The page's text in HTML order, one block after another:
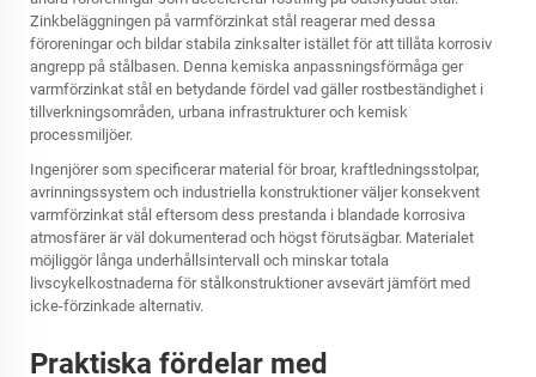
Zinkbeläggningen på varmförzinkat stål reagerar med dessa
föroreningar och bildar stabila zinksalter istället för att tillåta korrosiv
angrepp på stålbasen. Denna kemiska anpassningsförmåga ger
varmförzinkat stål en betydande fördel vad gäller rostbeständighet i
tillverkningsområden, urbana infrastrukturer och kemisk
processmiljöer.
Ingenjörer som specificerar material för broar, kraftledningsstolpar,
avrinningssystem och industriella konstruktioner väljer konsekvent
varmförzinkat stål eftersom dess prestanda i blandade korrosiva
atmosfärer är väl dokumenterad och högst förutsägbar. Materialet
möjliggör långa underhållsintervall och minskar totala
livscykelkostnaderna för stålkonstruktioner avsevärt jämfört med
icke-förzinkade alternativ.
Praktiska fördelar med